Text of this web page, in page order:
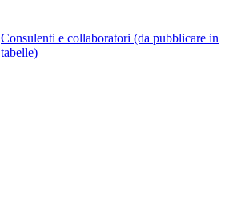
Consulenti e collaboratori (da pubblicare in
tabelle)